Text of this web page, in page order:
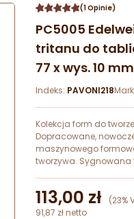
(1 Opinie)
PC5005
tritanu do
77 x wys. 10
Indeks: PAVONI218
Kolekcja form do
Dopracowane,
maszynowego
tworzywa. Sygnowana
113,00 zł (23%
91,87 zł netto